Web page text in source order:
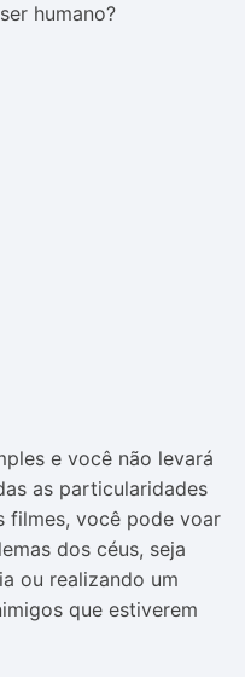
humano?
e você não levará
as particularidades
filmes, você pode voar
dos céus, seja
ou realizando um
que estiverem